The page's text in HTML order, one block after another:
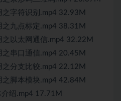
字符识别.mp4 32.93M
九点标定.mp4 38.31M
以太网通信.mp4 32.22M
串口通信.mp4 20.45M
分支比较.mp4 22.12M
脚本模块.mp4 42.84M
绍.mp4 17.71M